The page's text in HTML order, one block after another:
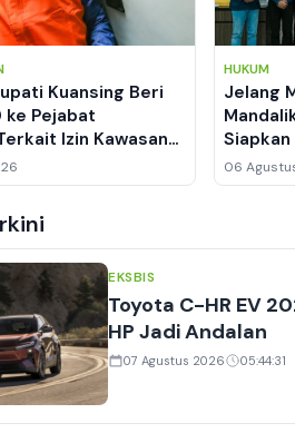
Kuansing Beri
ke Pejabat
Izin Kawasan
HUKUM
Jelang
Siapkan
06
EKSBIS
Toyota C-HR EV
HP Jadi Andalan
07 Agustus 2026 05:44:31